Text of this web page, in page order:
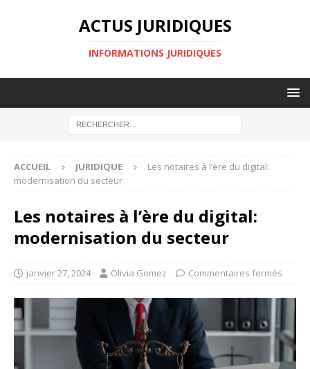
ACTUS JURIDIQUES
INFORMATIONS JURIDIQUES
ACCUEIL JURIDIQUE
Les notaires à l’ère du digital:
modernisation du secteur
Les notaires à l’ère du digital:
modernisation du secteur
janvier 27, 2024 Olivia Gomez Commentaires fermés